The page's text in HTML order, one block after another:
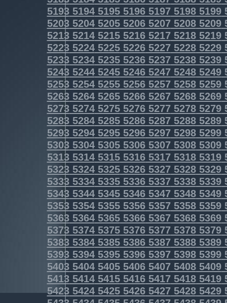
5193519451955196519751985199
5203520452055206520752085209
5213521452155216521752185219
5223522452255226522752285229
5233523452355236523752385239
5243524452455246524752485249
5253525452555256525752585259
5263526452655266526752685269
5273527452755276527752785279
5283528452855286528752885289
5293529452955296529752985299
5303530453055306530753085309
5313531453155316531753185319
5323532453255326532753285329
5333533453355336533753385339
5343534453455346534753485349
5353535453555356535753585359
5363536453655366536753685369
5373537453755376537753785379
5383538453855386538753885389
5393539453955396539753985399
5403540454055406540754085409
5413541454155416541754185419
5423542454255426542754285429